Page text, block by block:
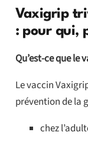
Vaxigrip
: pour qui,
Qu’est-ce que le
Le vaccin
prévention de la
chez